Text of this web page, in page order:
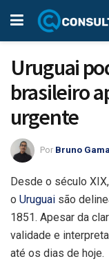
Uruguai
brasileiro
urgente
Por Bruno Gama
Desde o século
o Uruguai são
1851. Apesar da
validade e
até os dias de hoje.